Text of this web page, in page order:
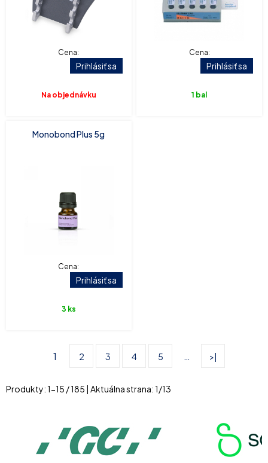
Cena:
Prihlásiť sa
Na objednávku
Cena:
Prihlásiť sa
1 bal
Monobond Plus 5g
Cena:
Prihlásiť sa
3 ks
1 2 3 4 5 … >|
Produkty:1-15 /185 | Aktuálna strana:1/13